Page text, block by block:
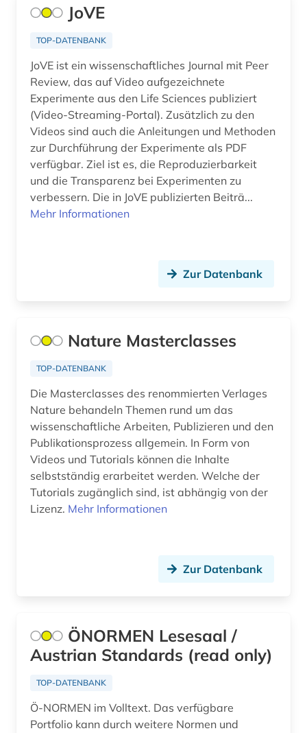
arabisch (5)
arabistik (3)
arbeit (2)
arbeiten auf papier (1)
arbeiterbewegung (1)
arbeiterklasse (1)
arbeitsmarktforschung (1)
architekturpraxis (1)
architekturpreis (1)
archiv (29)
archiv für kindertexte eva maria kohl (1)
archivkunde (2)
archäologische funde (1)
Luxemburg (3)
Mecklenburg-Vorpommern (6)
Mittelamerika (6)
Moldawien (1)
Montenegro (2)
Niederlande (17)
Niedersachsen (4)
Osmanisches Reich (2)
Osteuropa (12)
Ostmitteleuropa (6)
Palaestina (4)
Polen (27)
Russland, Sowjetunion (15)
Saarland (3)
Sachsen (10)
Sachsen-Anhalt (5)
JoVE
TOP-DATENBANK
JoVE ist ein wissenschaftliches Journal mit Peer
Review, das auf Video aufgezeichnete
Experimente aus den Life Sciences publiziert
(Video-Streaming-Portal). Zusätzlich zu den
Videos sind auch die Anleitungen und Methoden
zur Durchführung der Experimente als PDF
verfügbar. Ziel ist es, die Reproduzierbarkeit
und die Transparenz bei Experimenten zu
verbessern. Die in JoVE publizierten Beiträ...
Mehr Informationen
Zur Datenbank
Nature Masterclasses
TOP-DATENBANK
Die Masterclasses des renommierten Verlages
Nature behandeln Themen rund um das
wissenschaftliche Arbeiten, Publizieren und den
Publikationsprozess allgemein. In Form von
Videos und Tutorials können die Inhalte
selbstständig erarbeitet werden. Welche der
Tutorials zugänglich sind, ist abhängig von der
Lizenz. Mehr Informationen
Zur Datenbank
ÖNORMEN Lesesaal /
Austrian Standards (read only)
TOP-DATENBANK
Ö-NORMEN im Volltext. Das verfügbare
Portfolio kann durch weitere Normen und